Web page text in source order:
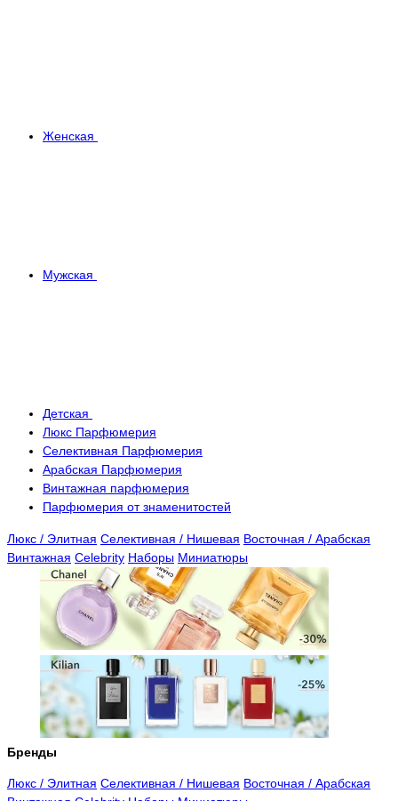
Женская
Мужская
Детская
Люкс Парфюмерия
Селективная Парфюмерия
Арабская Парфюмерия
Винтажная парфюмерия
Парфюмерия от знаменитостей
Люкс / Элитная Селективная / Нишевая Восточная / Арабская
Винтажная Celebrity Наборы Миниатюры
Бренды
Люкс / Элитная Селективная / Нишевая Восточная / Арабская